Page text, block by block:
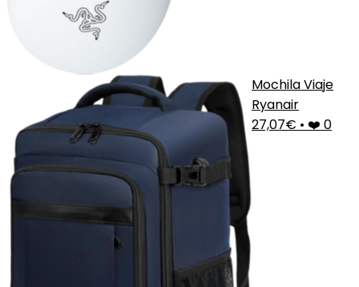
Mochila Viaje
Ryanair
27,07€ • ❤️ 0